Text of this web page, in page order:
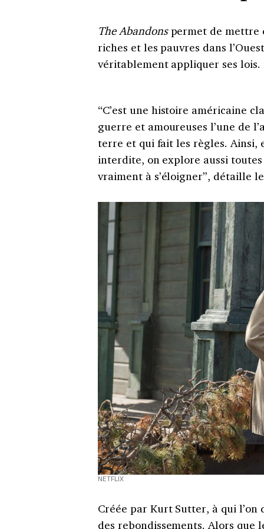
The Abandonspermet de mettre
riches et les pauvres dans
véritablement appliquer ses lois.
“C’est une histoire américaine
guerre et amoureuses l’une de
terre et qui fait les règles. Ainsi,
interdite, on explore aussi
vraiment à s’éloigner”, détaille
NETFLIX
Créée par Kurt Sutter, à qui l’on
des rebondissements. Alors